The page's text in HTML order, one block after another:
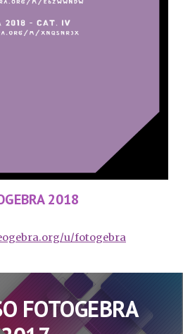
2018
u/fotogebra
FOTOGEBRA